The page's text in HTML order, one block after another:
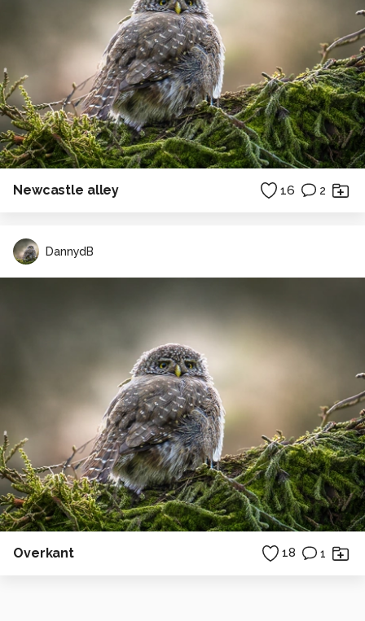
Newcastle alley 16 2
DannydB
Overkant 18 1